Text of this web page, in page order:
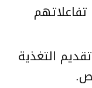
التغذية